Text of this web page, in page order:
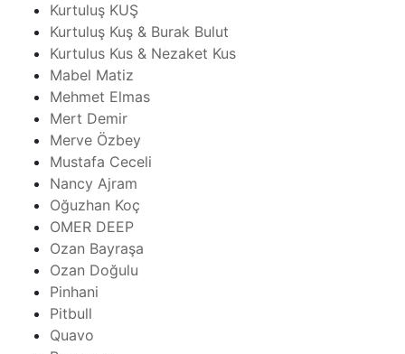
Kurtuluş KUŞ
Kurtuluş Kuş & Burak Bulut
Kurtulus Kus & Nezaket Kus
Mabel Matiz
Mehmet Elmas
Mert Demir
Merve Özbey
Mustafa Ceceli
Nancy Ajram
Oğuzhan Koç
OMER DEEP
Ozan Bayraşa
Ozan Doğulu
Pinhani
Pitbull
Quavo